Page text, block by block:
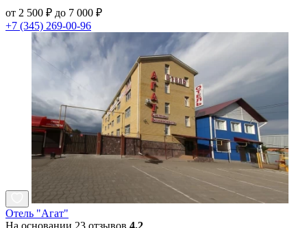
от 2 500 ₽ до 7 000 ₽
+7 (345) 269-00-96
Отель "Агат"
На основании 23 отзывов 4.2